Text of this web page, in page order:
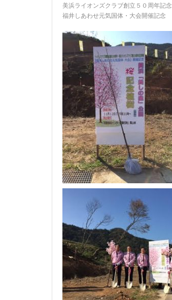
美浜ライオンズクラブ創立５０周年記念
福井しあわせ元気国体・大会開催記念